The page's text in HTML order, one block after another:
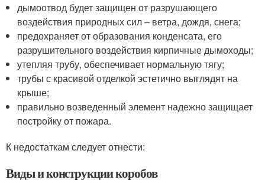
дымоотвод будет защищен от разрушающего
воздействия природных сил – ветра, дождя, снега;
предохраняет от образования конденсата, его
разрушительного воздействия кирпичные дымоходы;
утепляя трубу, обеспечивает нормальную тягу;
трубы с красивой отделкой эстетично выглядят на
крыше;
правильно возведенный элемент надежно защищает
постройку от пожара.
К недостаткам следует отнести:
Виды и конструкции коробов